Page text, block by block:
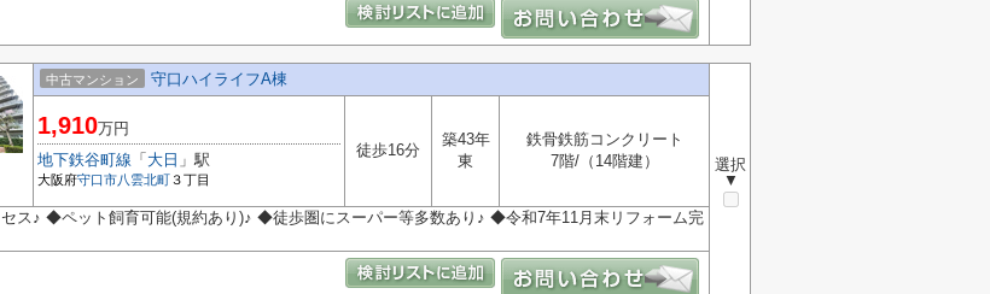
中古マンション 守口ハイライフA棟
選択
▼
1,910万円
地下鉄谷町線 「 大日 」駅
大阪府守口市八雲北町 ３丁目
徒歩16分
築43年
東
鉄骨鉄筋コンクリート
7階/（14階建）
ス♪ ◆ペット飼育可能(規約あり)♪ ◆徒歩圏にスーパー等多数あり♪ ◆令和7年11月末リフォーム完